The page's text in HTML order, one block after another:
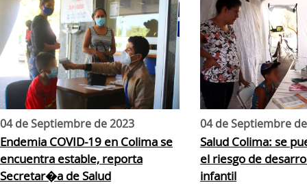
04 de Septiembre de 2023
Endemia COVID-19 en Colima se
encuentra estable, reporta
Secretar�a de Salud
04 de Septiembre
Salud Colima: se
el riesgo de
infantil